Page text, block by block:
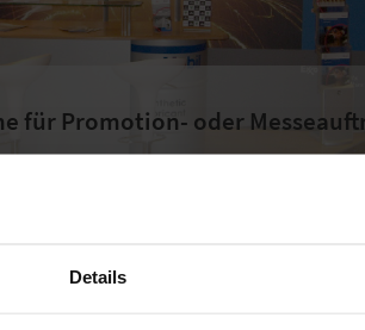
Details
für Promotion- oder